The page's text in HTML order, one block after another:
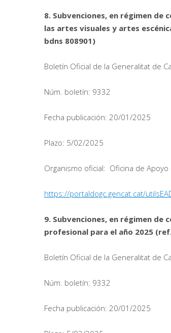
8. Subvenciones, en régimen
las artes visuales y artes
bdns 808901)
Boletín Oficial de la Generalitat de
Núm. boletín: 9332
Fecha publicación: 20/01/2025
Plazo: 5/02/2025
Organismo oficial: Oficina de Apoyo
https://portaldogc.gencat.cat/
9. Subvenciones, en régimen
profesional para el año 2025
Boletín Oficial de la Generalitat de
Núm. boletín: 9332
Fecha publicación: 20/01/2025